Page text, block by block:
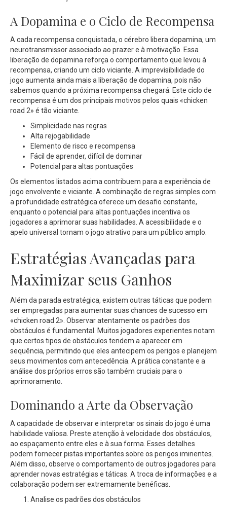
A Dopamina e o Ciclo de Recompensa
A cada recompensa conquistada, o cérebro libera dopamina, um
neurotransmissor associado ao prazer e à motivação. Essa
liberação de dopamina reforça o comportamento que levou à
recompensa, criando um ciclo viciante. A imprevisibilidade do
jogo aumenta ainda mais a liberação de dopamina, pois não
sabemos quando a próxima recompensa chegará. Este ciclo de
recompensa é um dos principais motivos pelos quais «chicken
road 2» é tão viciante.
Simplicidade nas regras
Alta rejogabilidade
Elemento de risco e recompensa
Fácil de aprender, difícil de dominar
Potencial para altas pontuações
Os elementos listados acima contribuem para a experiência de
jogo envolvente e viciante. A combinação de regras simples com
a profundidade estratégica oferece um desafio constante,
enquanto o potencial para altas pontuações incentiva os
jogadores a aprimorar suas habilidades. A acessibilidade e o
apelo universal tornam o jogo atrativo para um público amplo.
Estratégias Avançadas para
Maximizar seus Ganhos
Além da parada estratégica, existem outras táticas que podem
ser empregadas para aumentar suas chances de sucesso em
«chicken road 2». Observar atentamente os padrões dos
obstáculos é fundamental. Muitos jogadores experientes notam
que certos tipos de obstáculos tendem a aparecer em
sequência, permitindo que eles antecipem os perigos e planejem
seus movimentos com antecedência. A prática constante e a
análise dos próprios erros são também cruciais para o
aprimoramento.
Dominando a Arte da Observação
A capacidade de observar e interpretar os sinais do jogo é uma
habilidade valiosa. Preste atenção à velocidade dos obstáculos,
ao espaçamento entre eles e à sua forma. Esses detalhes
podem fornecer pistas importantes sobre os perigos iminentes.
Além disso, observe o comportamento de outros jogadores para
aprender novas estratégias e táticas. A troca de informações e a
colaboração podem ser extremamente benéficas.
Analise os padrões dos obstáculos